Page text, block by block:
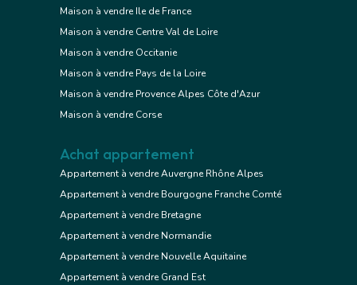
Maison à vendre Ile de France
Maison à vendre Centre Val de Loire
Maison à vendre Occitanie
Maison à vendre Pays de la Loire
Maison à vendre Provence Alpes Côte d'Azur
Maison à vendre Corse
Achat appartement
Appartement à vendre Auvergne Rhône Alpes
Appartement à vendre Bourgogne Franche Comté
Appartement à vendre Bretagne
Appartement à vendre Normandie
Appartement à vendre Nouvelle Aquitaine
Appartement à vendre Grand Est